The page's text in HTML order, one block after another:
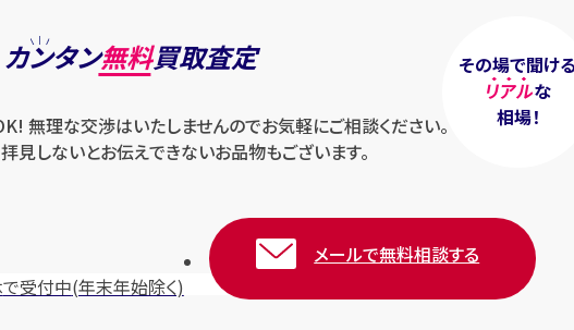
その場で聞ける
リアルな
相場！
カンタン無料買取査定
無理な交渉はいたしませんのでお気軽にご相談ください。
見しないとお伝えできないお品物もございます。
で受付中(年末年始除く)
メールで無料相談する